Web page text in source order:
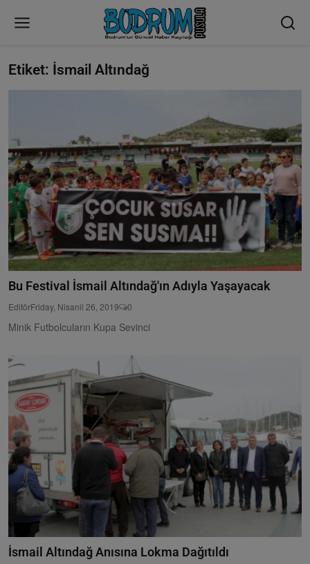
Etiket: İsmail Altındağ
Bu Festival İsmail Altındağ'ın Adıyla Yaşayacak
EditörFriday, Nisanil 26, 2019 0
Minik Futbolcuların Kupa Sevinci
İsmail Altındağ Anısına Lokma Dağıtıldı